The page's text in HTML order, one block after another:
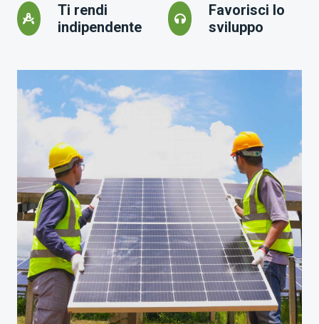
Ti rendi
indipendente
Favorisci lo
sviluppo